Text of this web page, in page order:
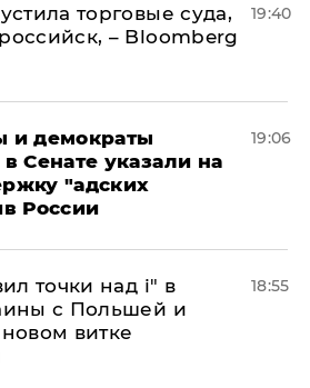
торговые суда,
– Bloomberg
19:40
и демократы
Сенате указали на
"адских
России
19:06
точки над і" в
с Польшей и
витке
18:55